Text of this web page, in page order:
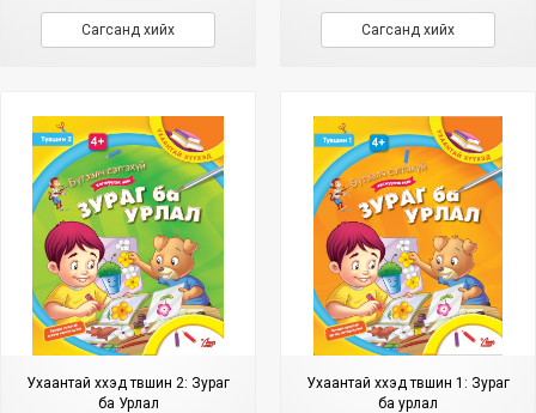
Сагсанд хийх Сагсанд хийх
Ухаантай хүүхэд түвшин 2: Зураг
ба Урлал
Ухаантай хүүхэд түвшин 1: Зураг
ба урлал